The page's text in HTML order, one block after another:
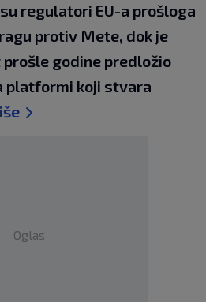
regulatori EU-a prošloga
protiv Mete, dok je
godine predložio
platformi koji stvara
Oglas